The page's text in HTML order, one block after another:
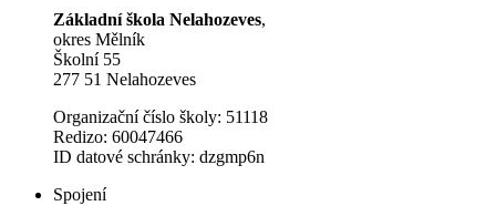
Základní škola Nelahozeves,
okres Mělník
Školní 55
277 51 Nelahozeves
Organizační číslo školy: 51118
Redizo: 60047466
ID datové schránky: dzgmp6n
Spojení